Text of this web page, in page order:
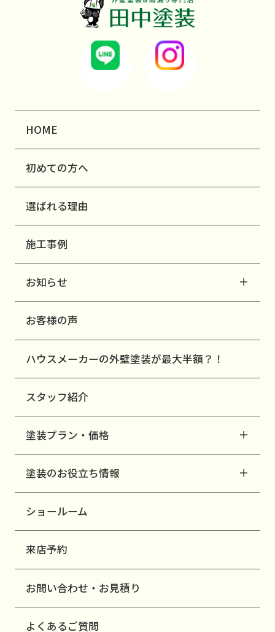
HOME
初めての方へ
選ばれる理由
施工事例
お知らせ
お客様の声
ハウスメーカーの外壁塗装が最大半額？！
スタッフ紹介
塗装プラン・価格
塗装のお役立ち情報
ショールーム
来店予約
お問い合わせ・お見積り
よくあるご質問